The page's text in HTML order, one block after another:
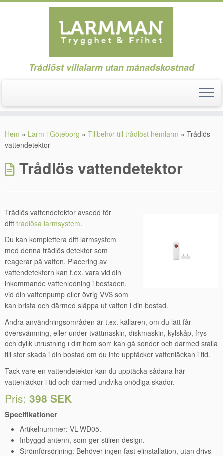
till
innehåll
Trådlöst villalarm utan månadskostnad
Hem » Larm i Göteborg » Tillbehör till trådlöst hemlarm » Trådlös
vattendetektor
Trådlös vattendetektor
Trådlös vattendetektor avsedd för
ditt trådlösa larmsystem.
Du kan komplettera ditt larmsystem
med denna trådlös detektor som
reagerar på vatten. Placering av
vattendetektorn kan t.ex. vara vid din
inkommande vattenledning i bostaden,
vid din vattenpump eller övrig VVS som
kan brista och därmed släppa ut vatten i din bostad.
Andra användningsområden är t.ex. källaren, om du lätt får
översvämning, eller under tvättmaskin, diskmaskin, kylskåp, frys
och dylik utrustning i ditt hem som kan gå sönder och därmed ställa
till stor skada i din bostad om du inte upptäcker vattenläckan i tid.
Tack vare en vattendetektor kan du upptäcka sådana här
vattenläckor i tid och därmed undvika onödiga skador.
Pris: 398 SEK
Specifikationer
Artikelnummer: VL-WD05.
Inbyggd antenn, som ger stilren design.
Strömförsörjning: Behöver ingen fast elinstallation, utan drivs